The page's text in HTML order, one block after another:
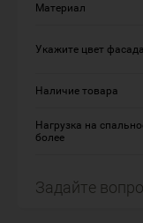
Материал
Укажите цвет фасада
Наличие товара
Нагрузка на
более
Задайте